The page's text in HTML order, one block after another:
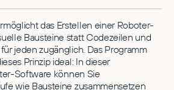
das Erstellen einer Roboter-
Bausteine statt Codezeilen und
jeden zugänglich. Das Programm
Prinzip ideal: In dieser
Software können Sie
wie Bausteine zusammensetzen